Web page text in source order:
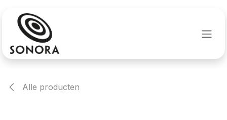
Alle producten